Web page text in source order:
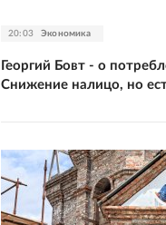
20:03 Экономика
Георгий Бовт - о
Снижение налицо, но